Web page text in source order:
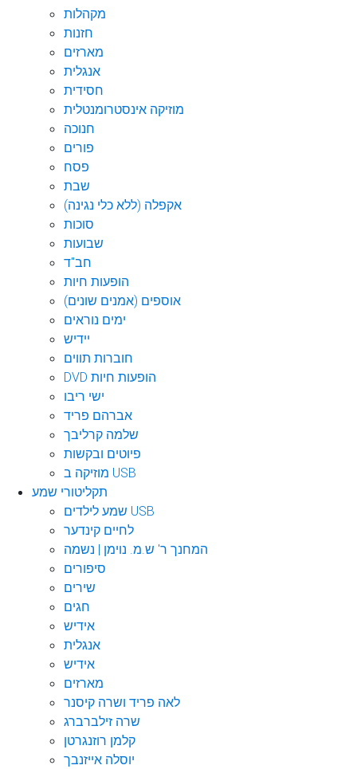
מקהלות
חזנות
מארזים
אנגלית
חסידית
מוזיקה אינסטרומנטלית
חנוכה
פורים
פסח
שבת
אקפלה (ללא כלי נגינה)
סוכות
שבועות
חב"ד
הופעות חיות
אוספים (אמנים שונים)
ימים נוראים
יידיש
חוברות תווים
DVD הופעות חיות
ישי ריבו
אברהם פריד
שלמה קרליבך
פיוטים ובקשות
מוזיקה ב USB
תקליטורי שמע
שמע לילדים USB
לחיים קינדער
המחנך ר' ש.מ. נוימן | נשמה
סיפורים
שירים
חגים
אידיש
אנגלית
אידיש
מארזים
לאה פריד ושרה קיסנר
שרה זילברברג
קלמן רוזנגרטן
יוסלה אייזנבך